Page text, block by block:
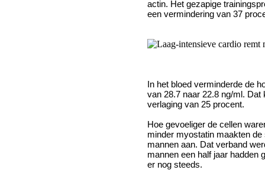
actin. Het gezapige
een vermindering van 37
In het bloed verminderde de
van 28.7 naar 22.8 ng/ml. Dat
verlaging van 25 procent.
Hoe gevoeliger de cellen
minder myostatin maakten
mannen aan. Dat verband
mannen een half jaar hadden
er nog steeds.